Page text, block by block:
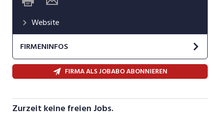
Website
FIRMENINFOS
Käse, die Freude bereiten
setzen alles daran, dass wir auch Ihnen diese
FIRMA ALS JOBABO ABONNIEREN
Zurzeit keine freien Jobs.